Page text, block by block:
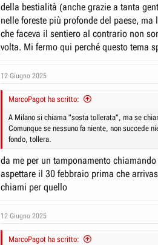
della bestialità (anche grazie a tanta
nelle foreste più profonde del paese,
che faceva il sentiero al contrario non
volta. Mi fermo qui perché questo tema
12 Giugno 2025
MarcoPagot ha scritto:
A Milano si chiama "sosta tollerata", ma se
Comunque se nessuno fa niente, non succede
fondo, tollera.
da me per un tamponamento
aspettare il 30 febbraio prima che
chiami per quello
12 Giugno 2025
MarcoPagot ha scritto: